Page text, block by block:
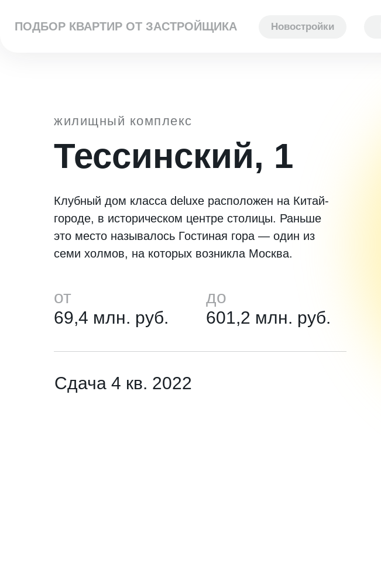
ПОДБОР КВАРТИР ОТ ЗАСТРОЙЩИКА Новостройки
Клубный дом класса deluxe расположен на Китай-
городе, в историческом центре столицы. Раньше
это место называлось Гостиная гора — один из
семи холмов, на которых возникла Москва.
жилищный комплекс
Тессинский, 1
69,4 млн. руб.
Сдача 4 кв. 2022
601,2 млн. руб.
от до